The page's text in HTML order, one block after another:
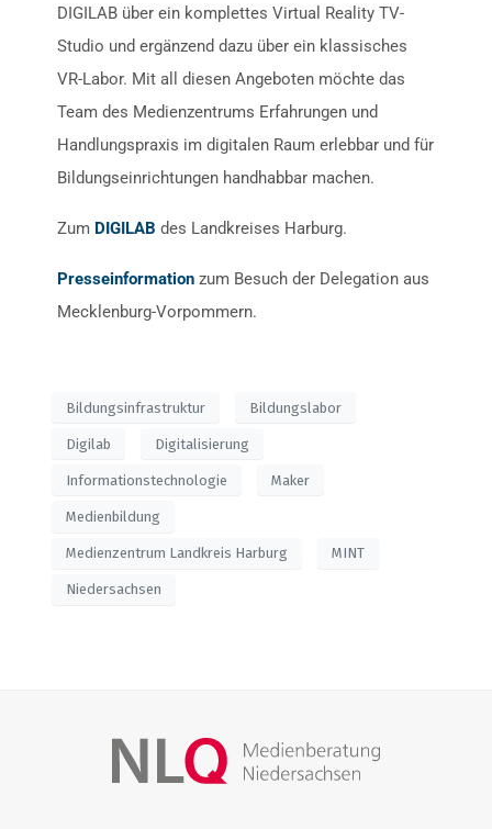
DIGILAB über ein komplettes Virtual Reality TV-
Studio und ergänzend dazu über ein klassisches
VR-Labor. Mit all diesen Angeboten möchte das
Team des Medienzentrums Erfahrungen und
Handlungspraxis im digitalen Raum erlebbar und für
Bildungseinrichtungen handhabbar machen.
Zum DIGILAB des Landkreises Harburg.
Presseinformation zum Besuch der Delegation aus
Mecklenburg-Vorpommern.
Bildungsinfrastruktur Bildungslabor
Digilab Digitalisierung
Informationstechnologie Maker
Medienbildung
Medienzentrum Landkreis Harburg MINT
Niedersachsen